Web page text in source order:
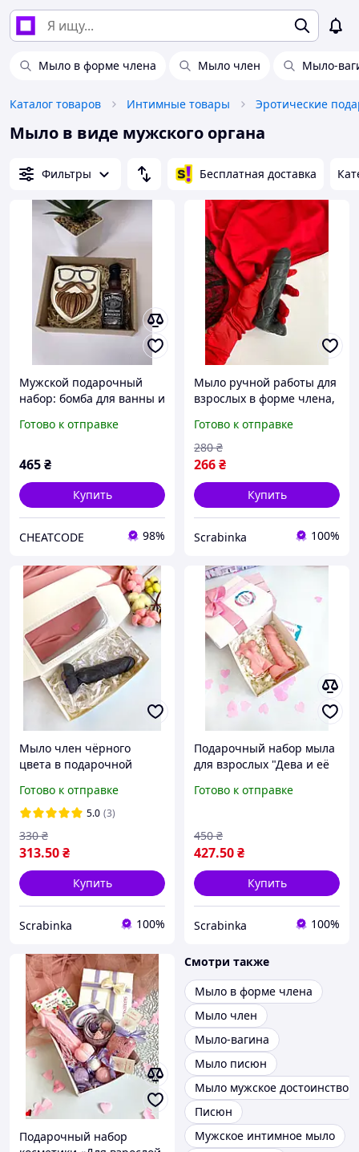
Мыло в форме члена Мыло член Мыло-
Каталог товаров Интимные товары Эротические
Мыло в виде мужского органа
Фильтры Бесплатная доставка
Мужской подарочный
набор: бомба для ванны и
Готово к отправке
465₴
Купить
CHEATCODE 98%
Мыло ручной работы для
взрослых в форме члена,
Готово к отправке
266₴
280 ₴
Купить
Scrabinka 100%
Мыло член чёрного
цвета в подарочной
Готово к отправке
5.0 (3)
313.50₴
330 ₴
Купить
Scrabinka 100%
Подарочный набор мыла
для взрослых "Дева и её
Готово к отправке
427.50₴
450 ₴
Купить
Scrabinka 100%
Подарочный набор
Смотри также
Мыло в форме члена
Мыло член
Мыло-вагина
Мыло писюн
Мыло мужское достоинство
Писюн
Мужское интимное мыло